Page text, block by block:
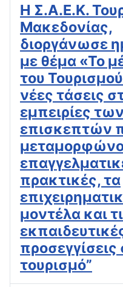
H Σ.Α.Ε.Κ.
Μακεδονίας,
διοργάνωσε
με θέμα «Το
του
νέες τάσεις
εμπειρίες των
επισκεπτών
πρακτικές, τα
μοντέλα και
προσεγγίσεις
τουρισμό”